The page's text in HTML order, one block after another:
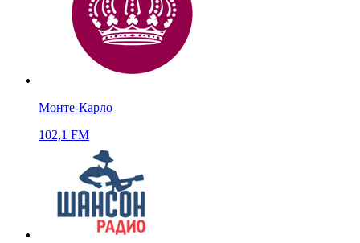
Монте-Карло
102,1 FM